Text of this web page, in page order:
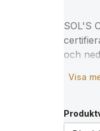
SOL'S
och
Visa